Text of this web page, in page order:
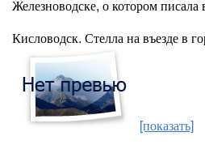
Железноводске, о котором писала
Кисловодск. Стелла на въезде в
[показать]